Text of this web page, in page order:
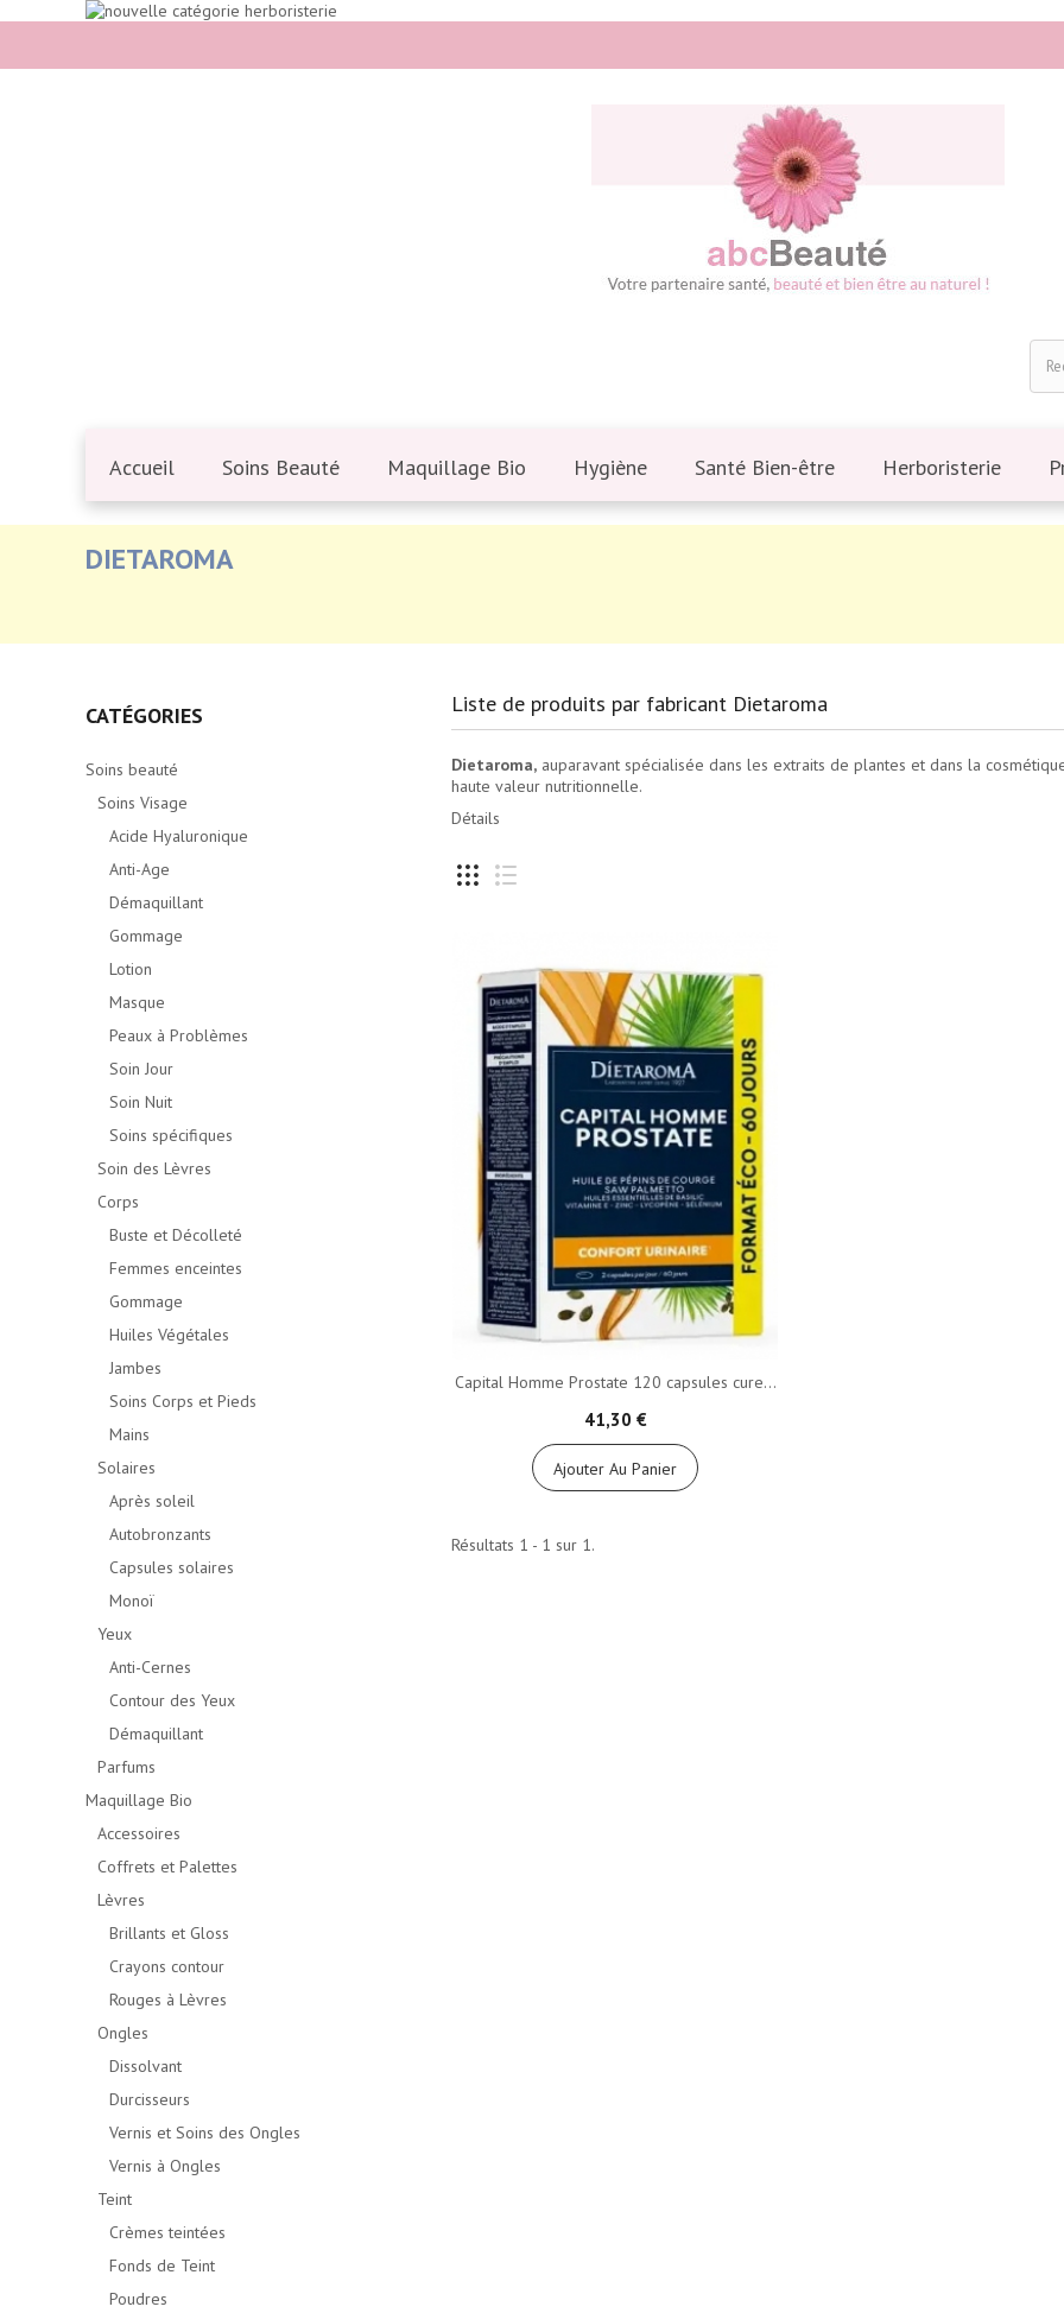
Accueil Soins Beauté Maquillage Bio Hygiène Santé Bien-être Herboristerie
DIETAROMA
CATÉGORIES
Soins beauté
Soins Visage
Acide Hyaluronique
Anti-Age
Démaquillant
Gommage
Lotion
Masque
Peaux à Problèmes
Soin Jour
Soin Nuit
Soins spécifiques
Soin des Lèvres
Corps
Buste et Décolleté
Femmes enceintes
Gommage
Huiles Végétales
Jambes
Soins Corps et Pieds
Mains
Solaires
Après soleil
Autobronzants
Capsules solaires
Monoï
Yeux
Anti-Cernes
Contour des Yeux
Démaquillant
Parfums
Maquillage Bio
Accessoires
Coffrets et Palettes
Lèvres
Brillants et Gloss
Crayons contour
Rouges à Lèvres
Ongles
Dissolvant
Durcisseurs
Vernis et Soins des Ongles
Vernis à Ongles
Teint
Crèmes teintées
Fonds de Teint
Poudres
Liste de produits par fabricant Dietaroma
Dietaroma,auparavant spécialisée dans les extraits de plantes et dans la
haute valeur nutritionnelle.
Détails
Capital Homme Prostate 120 capsules cure...
41,30 €
Ajouter Au Panier
Résultats 1 - 1 sur 1.